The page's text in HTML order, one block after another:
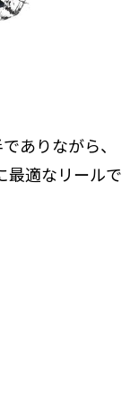
ありながら、
最適なリールで